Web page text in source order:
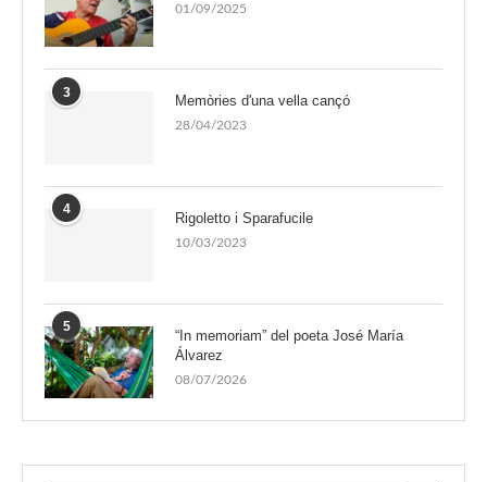
01/09/2025
3
Memòries d'una vella cançó
28/04/2023
4
Rigoletto i Sparafucile
10/03/2023
5
“In memoriam” del poeta José María
Álvarez
08/07/2026